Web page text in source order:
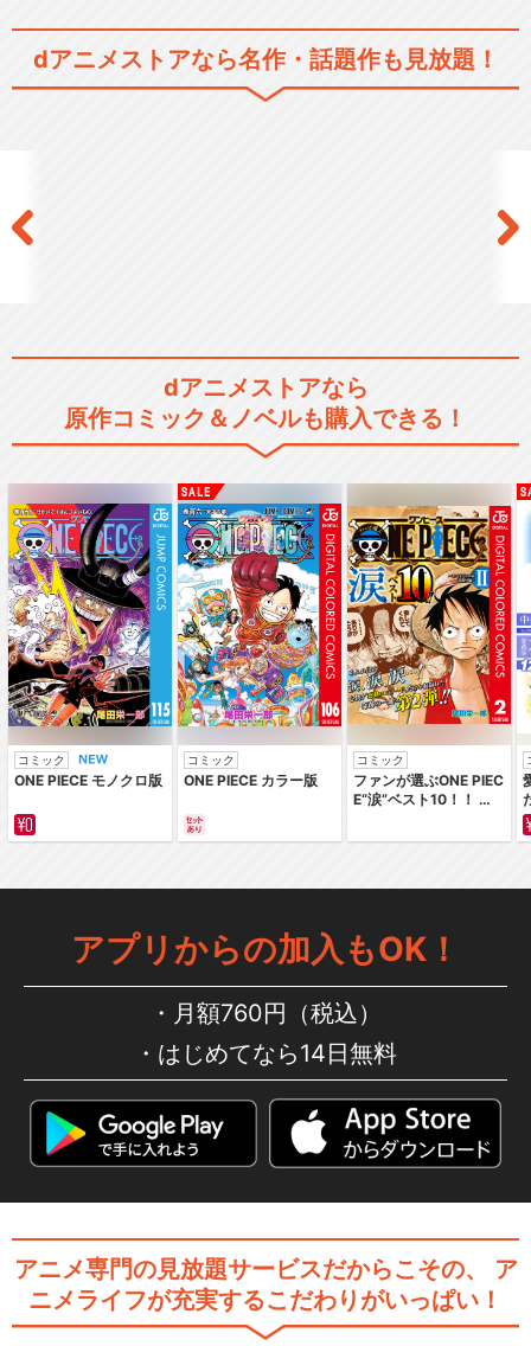
ラブライブ！サンシャイン!!
ラブライブ！虹ヶ咲学園スク
ールアイドル同好会
ラブライブ！虹ヶ咲学園スク
ールアイドル同好会T…
にじよん あにめーしょん
にじよん あにめーしょん２
にじよん あにめーしょん 第13
～15話（Bl…
にじよん あにめーしょん2 第1
3～15話（B…
ラブライブ！スーパースタ
ー!!
dアニメストアなら名作・話題作も見放題！
dアニメストアなら
原作コミック＆ノベルも購入できる！
コミック
ONE PIECE モノクロ版
コミック
ONE PIECE カラー版
コミック
ファンが選ぶONE PIEC
E“涙”ベスト10！！ ～
編～ カラー版
アプリからの加入もOK！
月額760円（税込）
はじめてなら14日無料
アニメ専門の見放題サービスだからこその、
ア
ニメライフが充実するこだわりがいっぱい！